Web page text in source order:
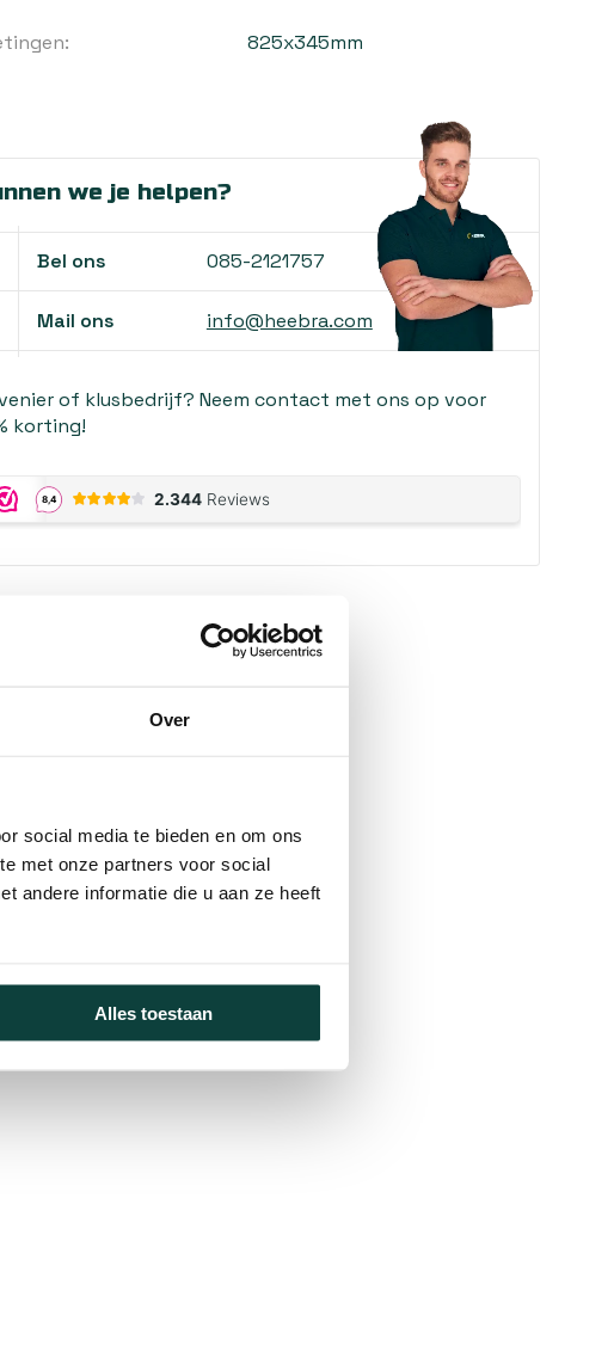
Over
social media te bieden en om ons
met onze partners voor social
andere informatie die u aan ze heeft
Alles toestaan
825x345mm
we je helpen?
Bel ons 085-2121757
Mail ons info@heebra.com
of klusbedrijf? Neem contact met ons op voor
korting!